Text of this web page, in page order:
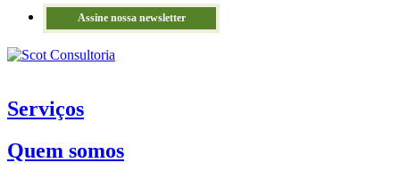
Assine nossa newsletter
Serviços
Quem somos